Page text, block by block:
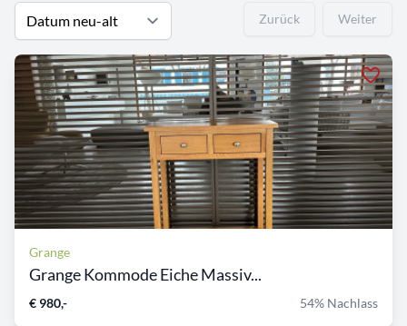
Zurück Weiter
Grange
Grange Kommode Eiche Massiv...
€ 980,- 54% Nachlass